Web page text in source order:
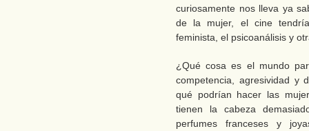
curiosamente nos lleva ya
de la mujer, el cine
feminista, el psicoanálisis y
¿Qué cosa es el mundo
competencia, agresividad y
qué podrían hacer las
tienen la cabeza
perfumes franceses y